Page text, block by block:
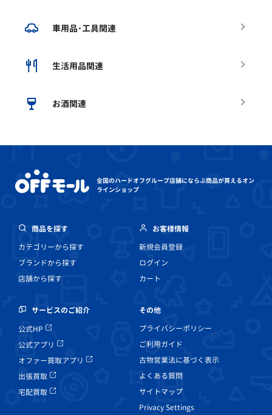
車用品･工具関連
生活用品関連
お酒関連
全国のハードオフグループ店舗にならぶ商品が買えるオン
ラインショップ
商品を探す
カテゴリーから探す
ブランドから探す
店舗から探す
お客様情報
新規会員登録
ログイン
カート
サービスのご紹介
公式HP
公式アプリ
オファー買取アプリ
出張買取
宅配買取
その他
プライバシーポリシー
ご利用ガイド
古物営業法に基づく表示
よくある質問
サイトマップ
Privacy Settings